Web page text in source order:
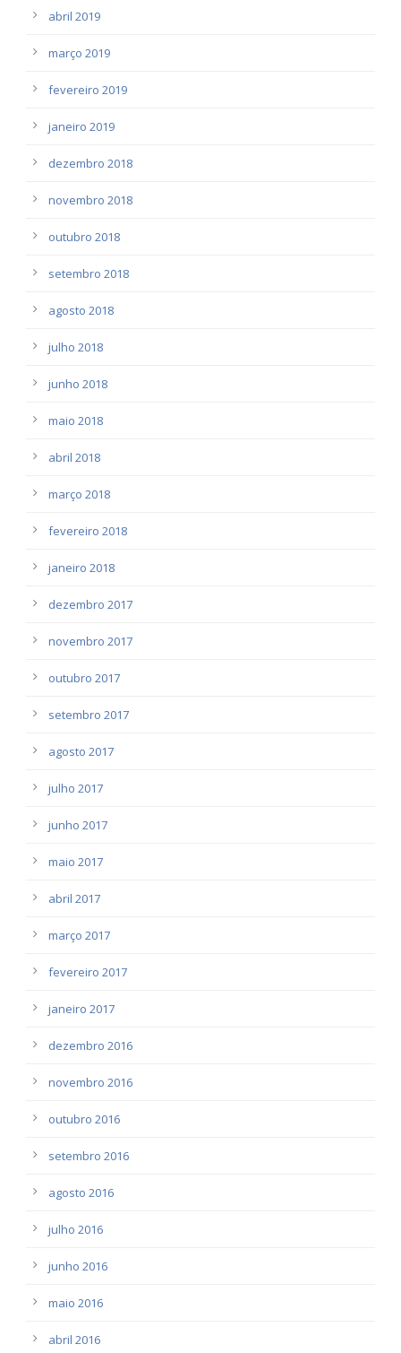
abril 2019
março 2019
fevereiro 2019
janeiro 2019
dezembro 2018
novembro 2018
outubro 2018
setembro 2018
agosto 2018
julho 2018
junho 2018
maio 2018
abril 2018
março 2018
fevereiro 2018
janeiro 2018
dezembro 2017
novembro 2017
outubro 2017
setembro 2017
agosto 2017
julho 2017
junho 2017
maio 2017
abril 2017
março 2017
fevereiro 2017
janeiro 2017
dezembro 2016
novembro 2016
outubro 2016
setembro 2016
agosto 2016
julho 2016
junho 2016
maio 2016
abril 2016